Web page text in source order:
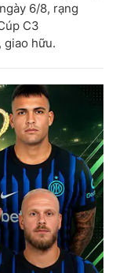
6/8, rạng
C3
giao hữu.